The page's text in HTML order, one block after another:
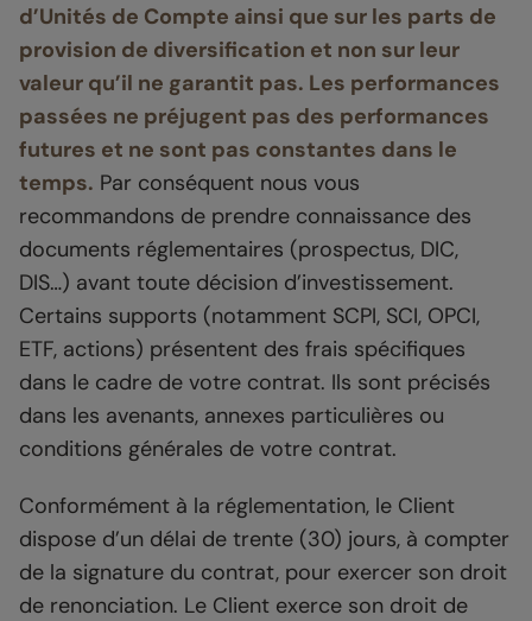
d’Unités de Compte ainsi que sur les parts de
provision de diversification et non sur leur
valeur qu’il ne garantit pas. Les performances
passées ne préjugent pas des performances
futures et ne sont pas constantes dans le
temps. Par conséquent nous vous
recommandons de prendre connaissance des
documents réglementaires (prospectus, DIC,
DIS…) avant toute décision d’investissement.
Certains supports (notamment SCPI, SCI, OPCI,
ETF, actions) présentent des frais spécifiques
dans le cadre de votre contrat. Ils sont précisés
dans les avenants, annexes particulières ou
conditions générales de votre contrat.
Conformément à la réglementation, le Client
dispose d’un délai de trente (30) jours, à compter
de la signature du contrat, pour exercer son droit
de renonciation. Le Client exerce son droit de